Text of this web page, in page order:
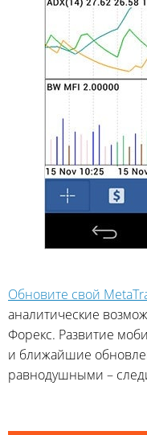
Обновите свой
аналитические
Форекс. Развитие
и ближайшие
равнодушными –